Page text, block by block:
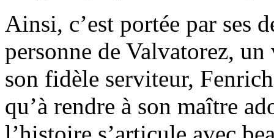
Ainsi, c’est portée par ses
personne de Valvatorez,
son fidèle serviteur,
qu’à rendre à son maître